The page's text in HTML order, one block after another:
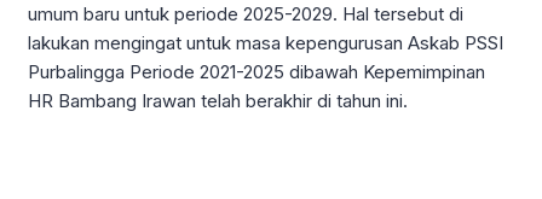
umum baru untuk periode 2025-2029. Hal tersebut di
lakukan mengingat untuk masa kepengurusan Askab PSSI
Purbalingga Periode 2021-2025 dibawah Kepemimpinan
HR Bambang Irawan telah berakhir di tahun ini.